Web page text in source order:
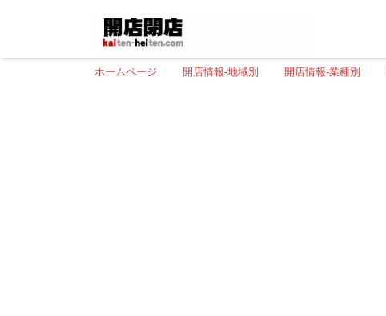
ホームページ 開店情報-地域別 開店情報-業種別